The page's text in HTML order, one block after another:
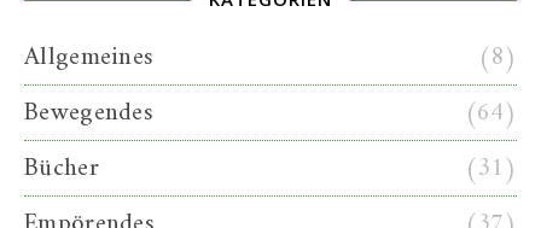
Allgemeines
(8)
Bewegendes
(64)
Bücher
(31)